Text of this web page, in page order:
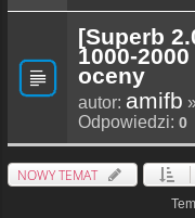
[Superb
1000-
oceny
autor: amifb
Odpowiedzi: 0
NOWY TEMAT